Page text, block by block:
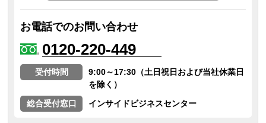
お電話でのお問い合わせ
0120-220-449
受付時間
9:00～17:30（土日祝日および当社休業日
を除く）
総合受付窓口
インサイドビジネスセンター